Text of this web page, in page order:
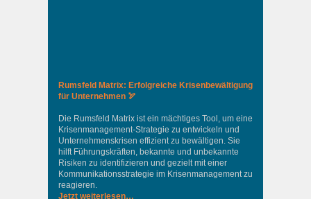
Rumsfeld Matrix: Erfolgreiche Krisenbewältigung
für Unternehmen 🏹
Die Rumsfeld Matrix ist ein mächtiges Tool, um eine
Krisenmanagement-Strategie zu entwickeln und
Unternehmenskrisen effizient zu bewältigen. Sie
hilft Führungskräften, bekannte und unbekannte
Risiken zu identifizieren und gezielt mit einer
Kommunikationsstrategie im Krisenmanagement zu
reagieren.
Jetzt weiterlesen…